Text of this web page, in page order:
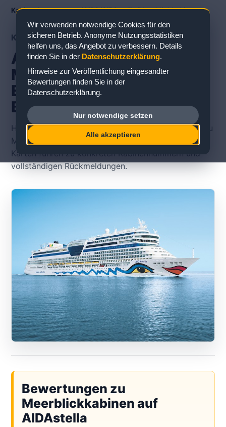
Kabinenbewertungen/AIDA/AIDAstella/Meerblickkabine
KABINENTYP
AIDAstella
Meerblickkabine:
Erfahrungen und
Bewertungen
Hier finden Sie veröffentlichte Erfahrungsberichte zu
Meerblickkabinen auf der AIDAstella. Die einzelnen
Karten führen zu konkreten Kabinennummern und
vollständigen Rückmeldungen.
Bewertungen zu
Meerblickkabinen auf
AIDAstella
Wir verwenden notwendige Cookies für den
sicheren Betrieb. Anonyme Nutzungsstatistiken
helfen uns, das Angebot zu verbessern. Details
finden Sie in der Datenschutzerklärung.
Hinweise zur Veröffentlichung eingesandter
Bewertungen finden Sie in der
Datenschutzerklärung.
Nur notwendige setzen
Alle akzeptieren